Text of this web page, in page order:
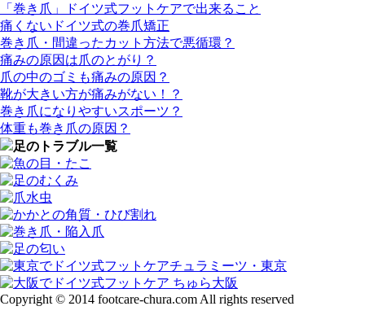
「巻き爪」ドイツ式フットケアで出来ること
痛くないドイツ式の巻爪矯正
巻き爪・間違ったカット方法で悪循環？
痛みの原因は爪のとがり？
爪の中のゴミも痛みの原因？
靴が大きい方が痛みがない！？
巻き爪になりやすいスポーツ？
体重も巻き爪の原因？
足のトラブル一覧
Copyright © 2014 footcare-chura.com All rights reserved